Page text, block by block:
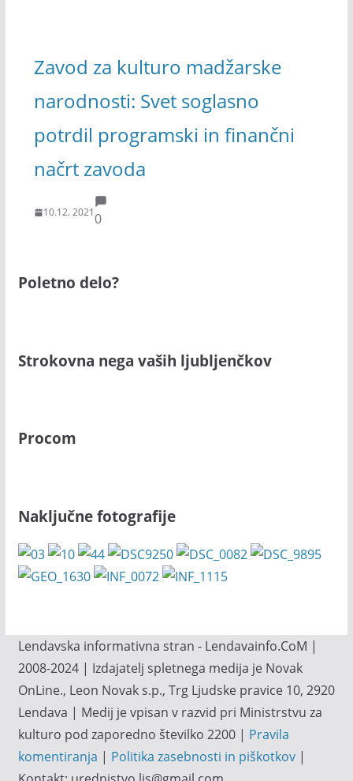
Zavod za kulturo madžarske
narodnosti: Svet soglasno
potrdil programski in finančni
načrt zavoda
10.12. 20210
Poletno delo?
Strokovna nega vaših ljubljenčkov
Procom
Naključne fotografije
Lendavska informativna stran - Lendavainfo.CoM |
2008-2024 | Izdajatelj spletnega medija je Novak
OnLine., Leon Novak s.p., Trg Ljudske pravice 10, 2920
Lendava | Medij je vpisan v razvid pri Ministrstvu za
kulturo pod zaporedno številko 2200 | Pravila
komentiranja | Politika zasebnosti in piškotkov|